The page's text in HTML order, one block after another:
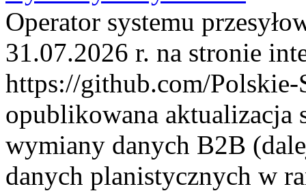
Operator systemu
31.07.2026 r. na stronie
https://github.com/Polskie-
opublikowana aktualizacja
wymiany danych B2B
danych planistycznych w